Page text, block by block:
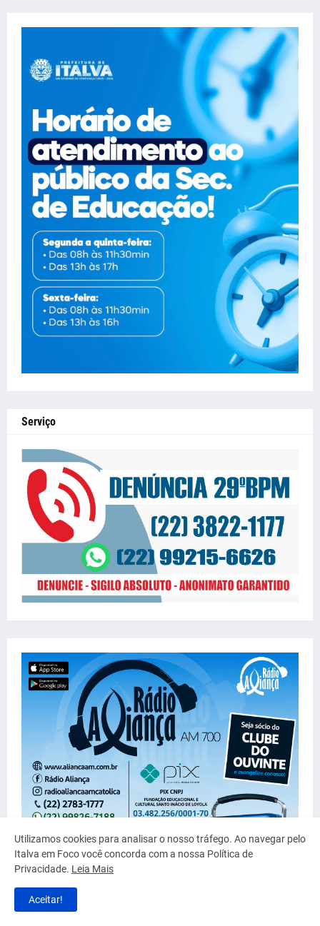
Serviço
Utilizamos cookies para analisar o nosso tráfego. Ao navegar pelo
Italva em Foco você concorda com a nossa Política de
Privacidade. Leia Mais
Aceitar!